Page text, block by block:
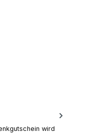
wird